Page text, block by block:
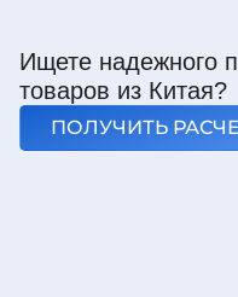
Ищете надежного
товаров из Китая?
ПОЛУЧИТЬ